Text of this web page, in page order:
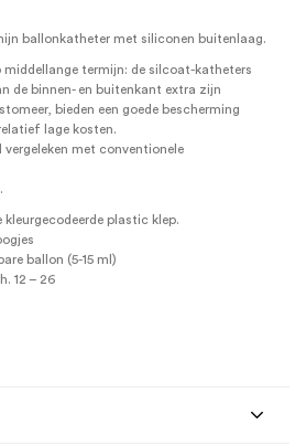
ballonkatheter met siliconen buitenlaag.
middellange termijn: de silcoat-katheters
de binnen- en buitenkant extra zijn
bieden een goede bescherming
lage kosten.
met conventionele
kleurgecodeerde plastic klep.
ballon (5-15 ml)
12 – 26